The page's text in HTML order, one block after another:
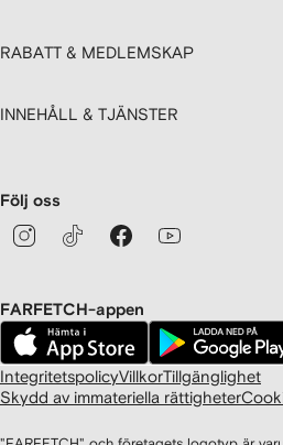
RABATT & MEDLEMSKAP
INNEHÅLL & TJÄNSTER
Följ oss
FARFETCH-appen
IntegritetspolicyVillkorTillgänglighet
Skydd av immateriella rättigheter